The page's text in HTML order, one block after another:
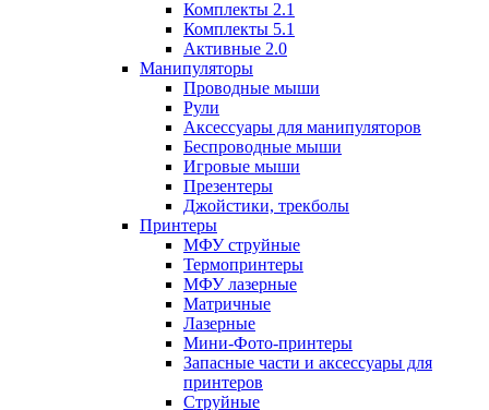
Комплекты 2.1
Комплекты 5.1
Активные 2.0
Манипуляторы
Проводные мыши
Рули
Аксессуары для манипуляторов
Беспроводные мыши
Игровые мыши
Презентеры
Джойстики, трекболы
Принтеры
МФУ струйные
Термопринтеры
МФУ лазерные
Матричные
Лазерные
Мини-Фото-принтеры
Запасные части и аксессуары для
принтеров
Струйные